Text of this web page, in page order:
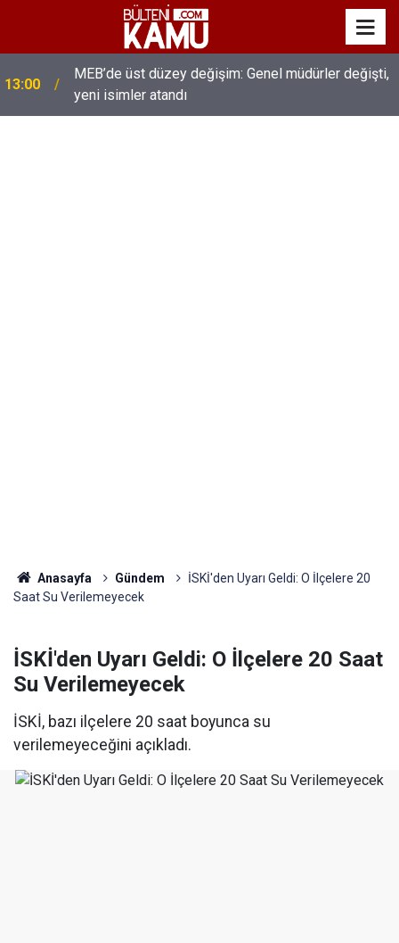
13:00
MEB’de üst düzey değişim: Genel müdürler değişti,
yeni isimler atandı
Anasayfa Gündem
İSKİ'den Uyarı Geldi: O İlçelere 20
Saat Su Verilemeyecek
İSKİ'den Uyarı Geldi: O İlçelere 20 Saat
Su Verilemeyecek
İSKİ, bazı ilçelere 20 saat boyunca su
verilemeyeceğini açıkladı.